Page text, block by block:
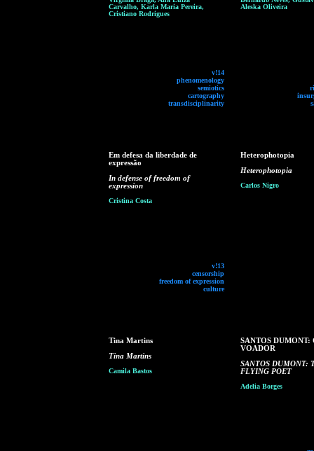
Carvalho, Karla Maria Pereira,
Cristiano Rodrigues
v!14
phenomenology
semiotics
cartography
transdisciplinarity
Aleska Oliveira
Em defesa da liberdade de
expressão
In defense of freedom of
expression
Cristina Costa
v!13
censorship
freedom of expression
culture
Heterophotopia
Heterophotopia
Carlos Nigro
Tina Martins
Tina Martins
Camila Bastos
SANTOS DUMONT:
VOADOR
SANTOS DUMONT:
FLYING POET
Adelia Borges